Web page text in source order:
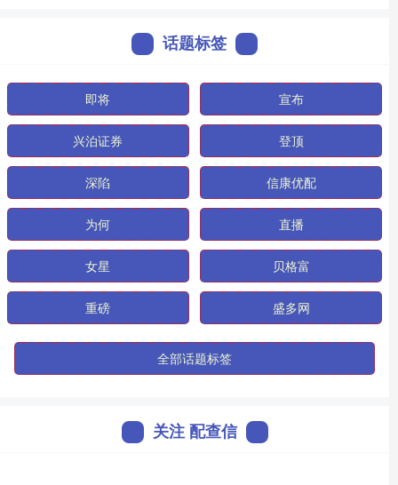
话题标签
即将 宣布
兴泊证券 登顶
深陷 信康优配
为何 直播
女星 贝格富
重磅 盛多网
全部话题标签
关注 配查信